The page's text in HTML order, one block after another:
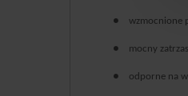
● wzmocnione
● mocny
● odporne na